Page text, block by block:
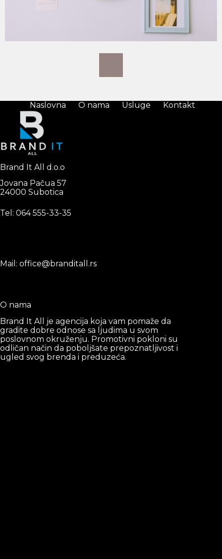
Naslovna O nama Usluge Kontakt
Brand It All d.o.o
Jovana Pačua 57
24000 Subotica
Tel: 064 555-33-35
Mail: office@branditall.rs
O nama
Brand It All je agencija koja vam pomaže da
gradite dobre odnose sa ljudima u svom
poslovnom okruženju. Promotivni pokloni su
odličan način da poboljšate prepoznatljivost i
ugled svog brenda i preduzeća.